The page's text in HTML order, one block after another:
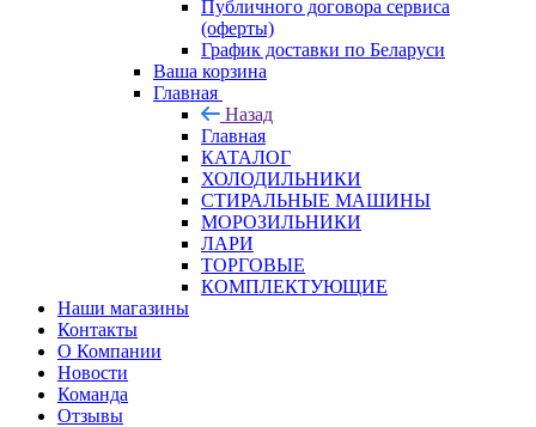
Публичного договора сервиса
(оферты)
График доставки по Беларуси
Ваша корзина
Главная
Назад
Главная
КАТАЛОГ
ХОЛОДИЛЬНИКИ
СТИРАЛЬНЫЕ МАШИНЫ
МОРОЗИЛЬНИКИ
ЛАРИ
ТОРГОВЫЕ
КОМПЛЕКТУЮЩИЕ
Наши магазины
Контакты
О Компании
Новости
Команда
Отзывы